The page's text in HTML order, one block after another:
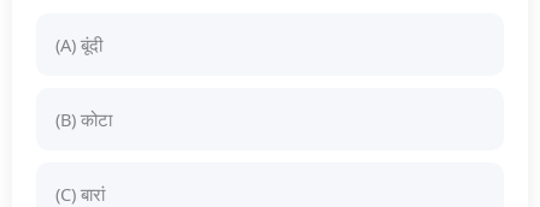
(A) बूंदी
(B) कोटा
(C) बारां